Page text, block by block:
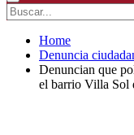
Home
Denuncia
Denuncian que
el barrio Villa Sol